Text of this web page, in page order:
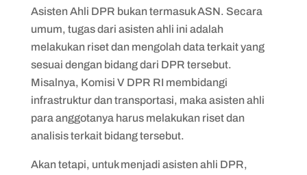
Asisten Ahli DPR bukan termasuk ASN. Secara
umum, tugas dari asisten ahli ini adalah
melakukan riset dan mengolah data terkait yang
sesuai dengan bidang dari DPR tersebut.
Misalnya, Komisi V DPR RI membidangi
infrastruktur dan transportasi, maka asisten ahli
para anggotanya harus melakukan riset dan
analisis terkait bidang tersebut.
Akan tetapi, untuk menjadi asisten ahli DPR,